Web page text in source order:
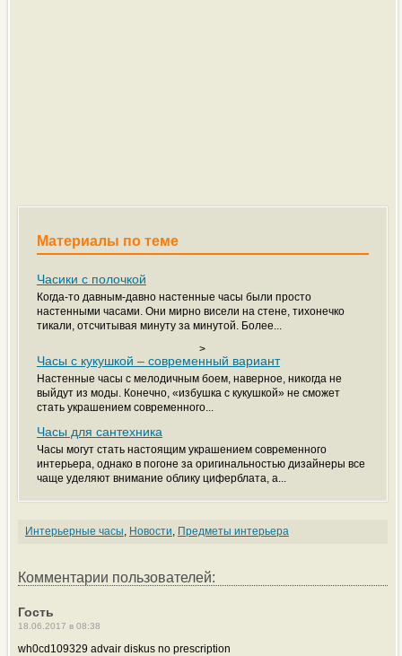
Материалы по теме
Часики с полочкой
Когда-то давным-давно настенные часы были просто
настенными часами. Они мирно висели на стене, тихонечко
тикали, отсчитывая минуту за минутой. Более...
>
Часы с кукушкой – современный вариант
Настенные часы с мелодичным боем, наверное, никогда не
выйдут из моды. Конечно, «избушка с кукушкой» не сможет
стать украшением современного...
Часы для сантехника
Часы могут стать настоящим украшением современного
интерьера, однако в погоне за оригинальностью дизайнеры все
чаще уделяют внимание облику циферблата, а...
Интерьерные часы, Новости, Предметы интерьера
Комментарии пользователей:
Гость
18.06.2017 в 08:38
wh0cd109329 advair diskus no prescription